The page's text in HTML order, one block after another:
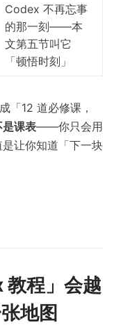
Codex 不再忘事
的那一刻——本
文第五节叫它
「顿悟时刻」
「12 道必修课，
课表——你只会用
让你知道「下一块
教程」会越
地图